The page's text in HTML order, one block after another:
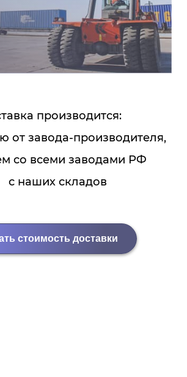
производится:
от завода-производителя,
со всеми заводами РФ
с наших складов
стоимость доставки